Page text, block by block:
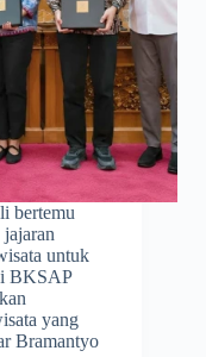
bertemu
untuk
BKSAP
yang
Bramantyo